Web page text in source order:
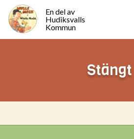
En del av
Hudiksvalls
Kommun
Stängt